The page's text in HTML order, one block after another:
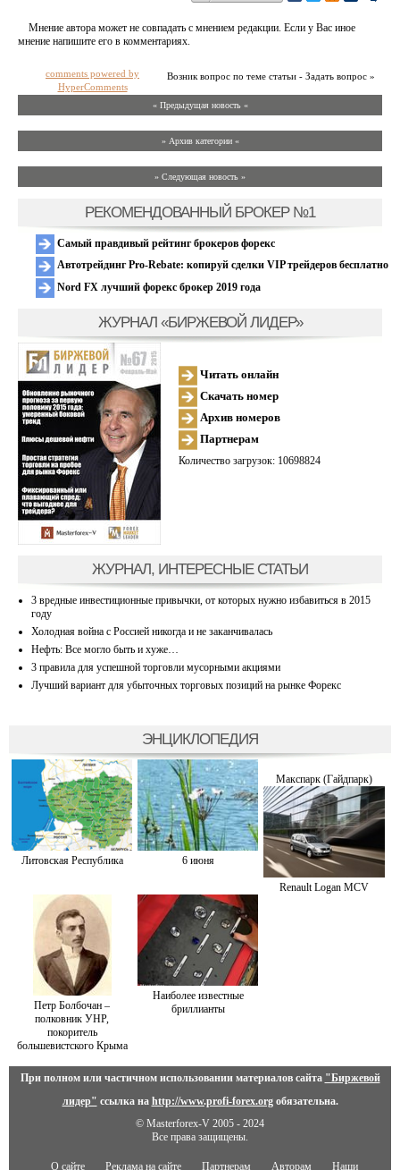
Мнение автора может не совпадать с мнением редакции. Если у Вас иное
мнение напишите его в комментариях.
Возник вопрос по теме статьи - Задать вопрос »
comments powered by
HyperComments
« Предыдущая новость «
» Архив категории «
» Следующая новость »
РЕКОМЕНДОВАННЫЙ БРОКЕР №1
Самый правдивый рейтинг брокеров форекс
Автотрейдинг Pro-Rebate: копируй сделки VIP трейдеров бесплатно
Nord FX лучший форекс брокер 2019 года
ЖУРНАЛ «БИРЖЕВОЙ ЛИДЕР»
Читать онлайн
Скачать номер
Архив номеров
Партнерам
Количество загрузок: 10698824
ЖУРНАЛ, ИНТЕРЕСНЫЕ СТАТЬИ
3 вредные инвестиционные привычки, от которых нужно избавиться в 2015
году
Холодная война с Россией никогда и не заканчивалась
Нефть: Все могло быть и хуже…
3 правила для успешной торговли мусорными акциями
Лучший вариант для убыточных торговых позиций на рынке Форекс
ЭНЦИКЛОПЕДИЯ
Литовская Республика 6 июня
Макспарк (Гайдпарк)
Renault Logan MCV
Петр Болбочан –
полковник УНР,
покоритель
большевистского Крыма
Наиболее известные
бриллианты
При полном или частичном использовании материалов сайта "Биржевой
лидер" ссылка на http://www.profi-forex.orgобязательна.
© Masterforex-V 2005 - 2024
Все права защищены.
О сайте Реклама на сайте Партнерам Авторам Наши